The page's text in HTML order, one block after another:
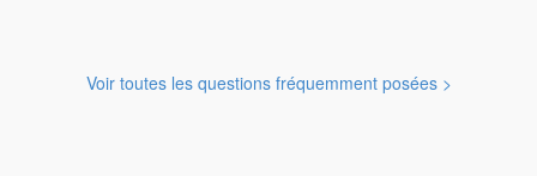
Voir toutes les questions fréquemment posées >